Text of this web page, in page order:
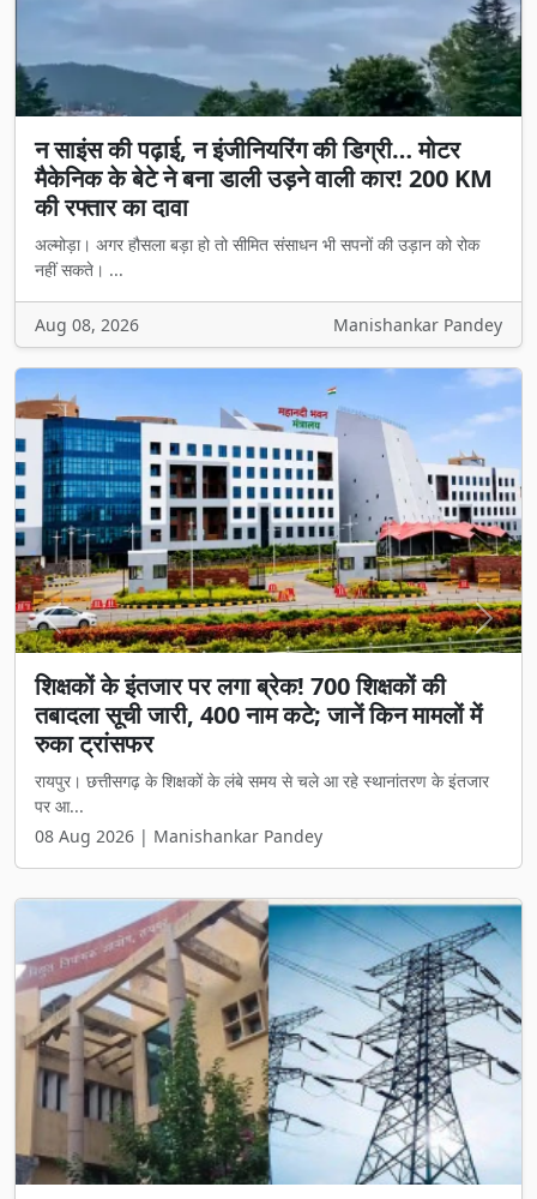
न साइंस की पढ़ाई, न इंजीनियरिंग की डिग्री… मोटर
मैकेनिक के बेटे ने बना डाली उड़ने वाली कार! 200 KM
की रफ्तार का दावा
अल्मोड़ा। अगर हौसला बड़ा हो तो सीमित संसाधन भी सपनों की उड़ान को रोक
नहीं सकते। ...
Aug 08, 2026 Manishankar Pandey
शिक्षकों के इंतजार पर लगा ब्रेक! 700 शिक्षकों की
तबादला सूची जारी, 400 नाम कटे; जानें किन मामलों में
रुका ट्रांसफर
रायपुर। छत्तीसगढ़ के शिक्षकों के लंबे समय से चले आ रहे स्थानांतरण के इंतजार
पर आ...
08 Aug 2026 | Manishankar Pandey
Previous Next